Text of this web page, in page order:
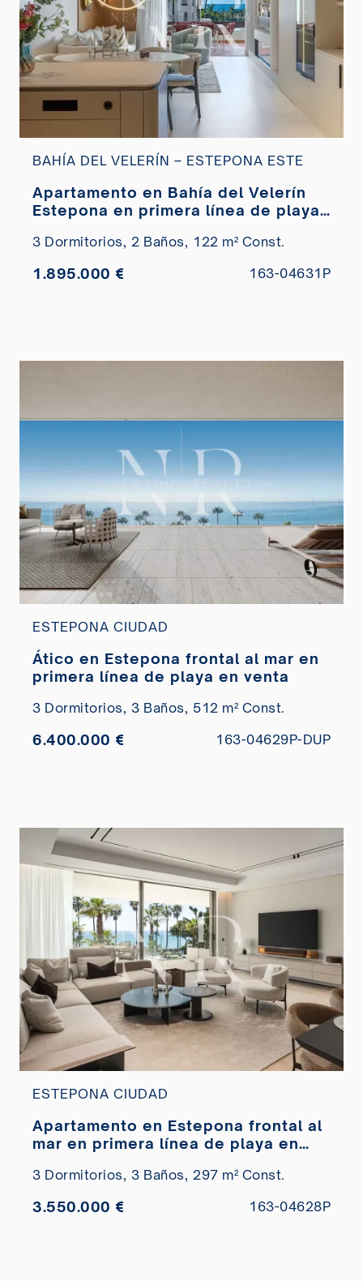
BAHÍA DEL VELERÍN – ESTEPONA ESTE
Apartamento en Bahía del Velerín
Estepona en primera línea de playa
3 Dormitorios, 2 Baños, 122 m² Const.
1.895.000 € 163-04631P
ESTEPONA CIUDAD
Ático en Estepona frontal al mar en
primera línea de playa en venta
3 Dormitorios, 3 Baños, 512 m² Const.
6.400.000 € 163-04629P-DUP
ESTEPONA CIUDAD
Apartamento en Estepona frontal al
mar en primera línea de playa en
3 Dormitorios, 3 Baños, 297 m² Const.
3.550.000 € 163-04628P